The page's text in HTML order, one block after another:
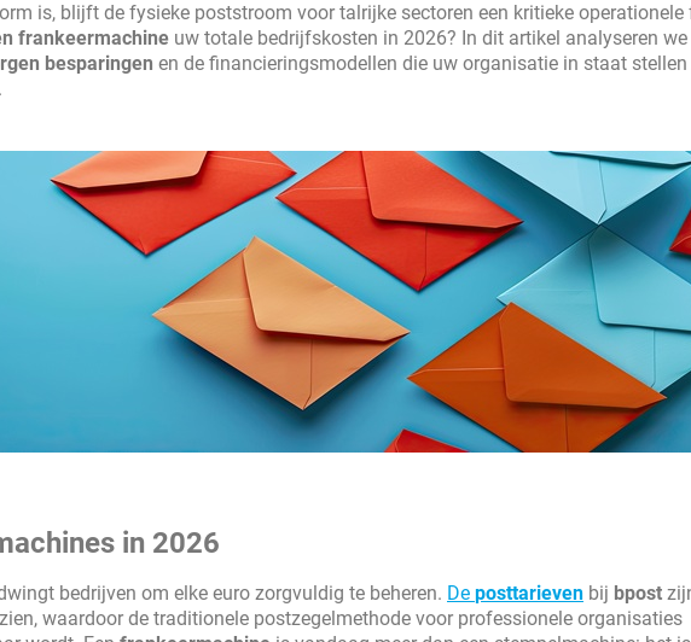
is, blijft de fysieke poststroom voor talrijke sectoren een kritieke operationele
frankeermachine uw totale bedrijfskosten in 2026? In dit artikel analyseren we
besparingen en de financieringsmodellen die uw organisatie in staat stellen
in 2026
bedrijven om elke euro zorgvuldig te beheren. De posttarieven bij bpost
waardoor de traditionele postzegelmethode voor professionele organisaties